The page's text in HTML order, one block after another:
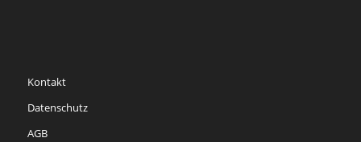
Kontakt
Datenschutz
AGB